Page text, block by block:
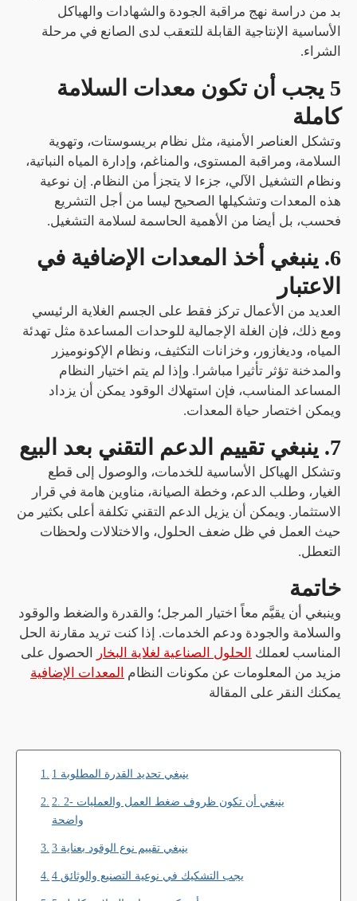
بد من دراسة نهج مراقبة الجودة والشهادات والهياكل
الأساسية الإنتاجية القابلة للتعقب لدى الصانع في مرحلة
الشراء.
5 يجب أن تكون معدات السلامة
كاملة
وتشكل العناصر الأمنية، مثل نظام بريسوستات، وتهوية
السلامة، ومراقبة المستوى، والمناغم، وإدارة المياه النباتية،
ونظام التشغيل الآلي، جزءا لا يتجزأ من النظام. إن نوعية
هذه المعدات وتشكيلها الصحيح ليسا من أجل التشريع
فحسب، بل أيضا من الأهمية الحاسمة لسلامة التشغيل.
6. ينبغي أخذ المعدات الإضافية في
الاعتبار
العديد من الأعمال تركز فقط على الجسم الغلاية الرئيسي
ومع ذلك، فإن الغلة الإجمالية للوحدات المساعدة مثل تهدئة
المياه، وديغازور، وخزانات التكثيف، ونظام الإكونوميزر
والمدخنة تؤثر تأثيرا مباشرا. وإذا لم يتم اختيار النظام
المساعد المناسب، فإن استهلاك الوقود يمكن أن يزداد
ويمكن اختصار حياة المعدات.
7. ينبغي تقييم الدعم التقني بعد البيع
وتشكل الهياكل الأساسية للخدمات، والوصول إلى قطع
الغيار، وطلب الدعم، وخطة الصيانة، مناوين هامة في قرار
الاستثمار. ويمكن أن يزيل الدعم التقني تكلفة أعلى بكثير من
حيث العمل في ظل ضعف الحلول، والاختلالات ولحظات
التعطل.
خاتمة
وينبغي أن يقيَّم معاً اختيار المرجل؛ والقدرة والضغط والوقود
والسلامة والجودة ودعم الخدمات. إذا كنت تريد مقارنة الحل
المناسب لعملك الحلول الصناعية لغلاية البخار
الحصول على
مزيد من المعلومات عن مكونات النظام المعدات الإضافية
يمكنك النقر على المقالة
1 ينبغي تحديد القدرة المطلوبة
2. 2- ينبغي أن تكون ظروف ضغط العمل والعمليات
واضحة
3 ينبغي تقييم نوع الوقود بعناية
4 يجب التشكيك في نوعية التصنيع والوثائق